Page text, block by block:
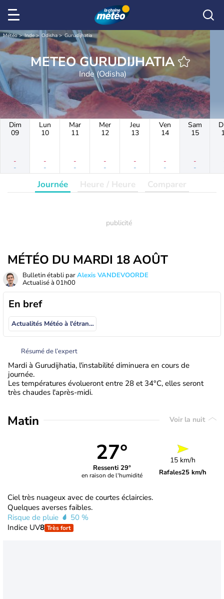
Météo Inde Odisha Gurudijhatia
METEO GURUDIJHATIA
Inde (Odisha)
Dim
09
-
-
Lun
10
-
-
Mar
11
-
-
Mer
12
-
-
Jeu
13
-
-
Ven
14
-
-
Sam
15
-
-
Journée Heure / Heure Comparer
MÉTÉO DU MARDI 18 AOÛT
Bulletin établi parAlexis VANDEVOORDE
Actualisé à 01h00
En bref
Actualités Météo à l'étranger
Résumé de l’expert
Mardi à Gurudijhatia, l'instabilité diminuera en cours de
journée.
Les températures évolueront entre 28 et 34°C, elles seront
très chaudes l'après-midi.
Matin Voir la nuit
27°
Ressenti 29°
en raison de l'humidité
15 km/h
Rafales25 km/h
Ciel très nuageux avec de courtes éclaircies.
Quelques averses faibles.
Risque de pluie
50 %
Indice UV8 Très fort